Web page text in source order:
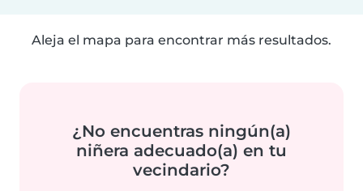
Aleja el mapa para encontrar más resultados.
¿No encuentras ningún(a)
niñera adecuado(a) en tu
vecindario?